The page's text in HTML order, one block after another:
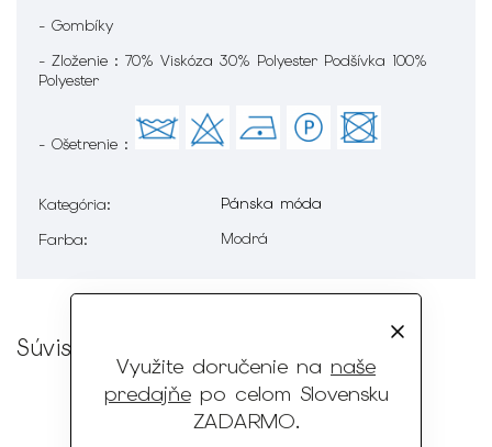
Využite doručenie na naše
predajňepo celom Slovensku
ZADARMO.
- Gombíky
- Zloženie : 70% Viskóza 30% Polyester Podšívka 100%
Polyester
- Ošetrenie :
Kategória:
Pánska móda
Farba: Modrá
Súvisiaci tovar